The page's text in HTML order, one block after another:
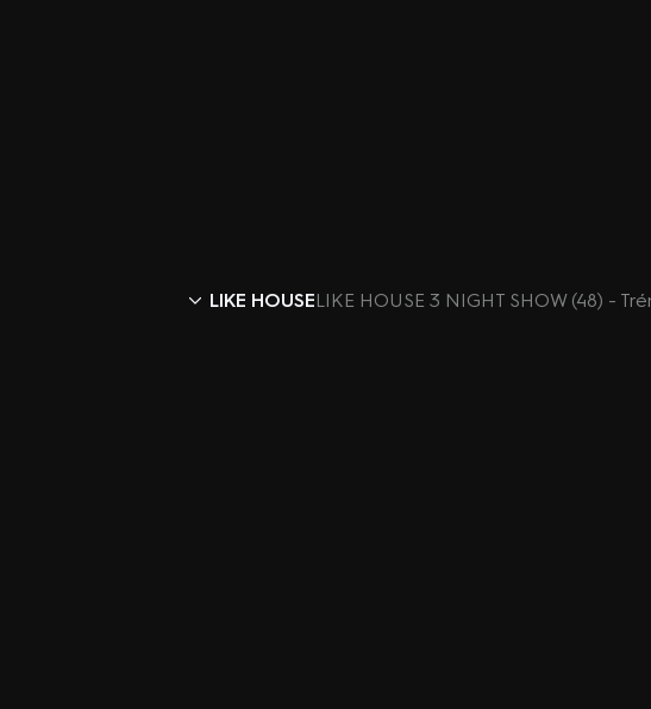
LIKE HOUSELIKE HOUSE 3 NIGHT SHOW (48) -